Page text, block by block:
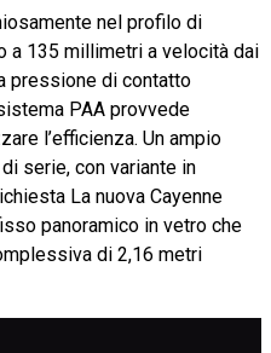
nel profilo di
a 135 millimetri a velocità dai
pressione di contatto
PAA provvede
l’efficienza. Un ampio
serie, con variante in
La nuova Cayenne
panoramico in vetro che
di 2,16 metri